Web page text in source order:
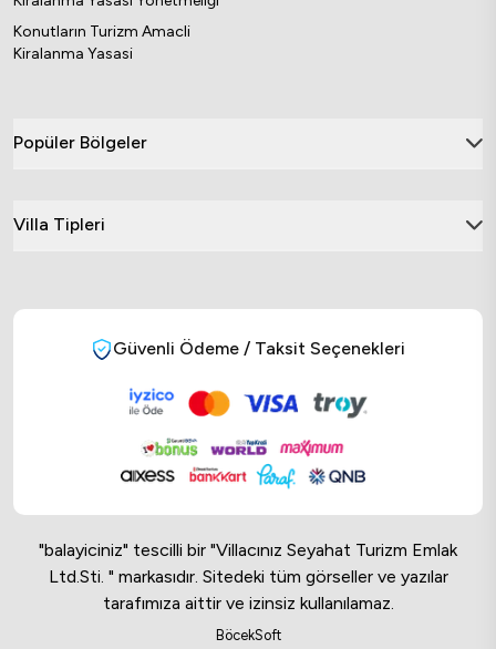
Konutların Turizm Amacli
Kiralanma Yasasi
Popüler Bölgeler
Villa Tipleri
Güvenli Ödeme / Taksit Seçenekleri
"balayiciniz" tescilli bir "Villacınız Seyahat Turizm Emlak
Ltd.Sti. " markasıdır. Sitedeki tüm görseller ve yazılar
tarafımıza aittir ve izinsiz kullanılamaz.
BöcekSoft
Online Musteri Temsilcisi